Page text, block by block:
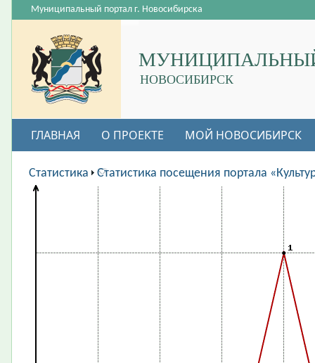
НОВОСИБИРСК
Муниципальный портал г. Новосибирска
ГЛАВНАЯ О ПРОЕКТЕ МОЙ НОВОСИБИРСК
ВАКАНСИИ
Статистика Статистика посещения портала